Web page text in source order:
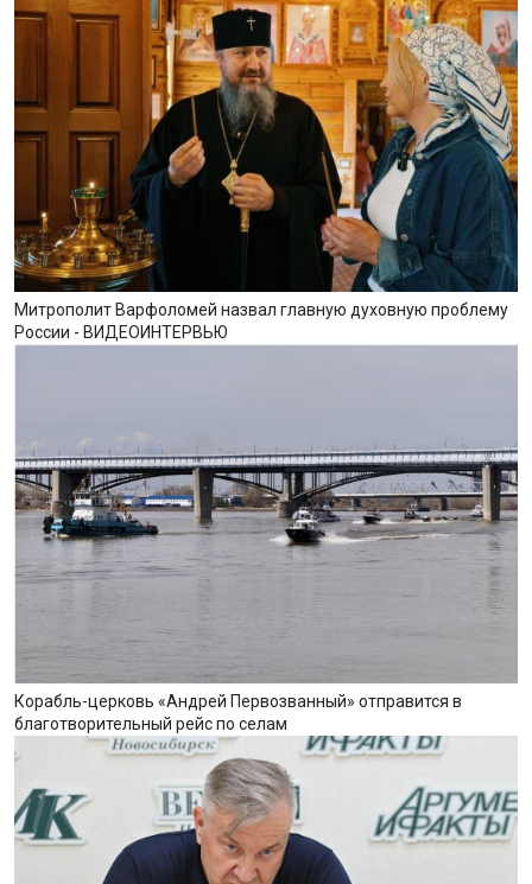
Митрополит Варфоломей назвал главную духовную проблему
России - ВИДЕОИНТЕРВЬЮ
Корабль-церковь «Андрей Первозванный» отправится в
благотворительный рейс по селам